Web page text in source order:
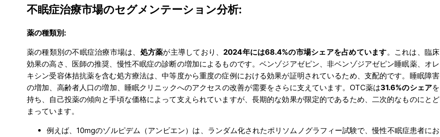
不眠症治療市場のセグメンテーション分析:
薬の種類別:
薬の種類別の不眠症治療市場は、 処方薬が主導しており、2024年には68.4%の市場シェアを占めています。これは、臨床
効果の高さ、医師の推奨、慢性不眠症の診断の増加によるものです。ベンゾジアゼピン、非ベンゾジアゼピン睡眠薬、オレ
キシン受容体拮抗薬を含む処方療法は、中等度から重度の症例における効果が証明されているため、支配的です。睡眠障害
の増加、高齢者人口の増加、睡眠クリニックへのアクセスの改善が需要をさらに支えています。OTC薬は31.6%のシェアを
持ち、自己投薬の傾向と手頃な価格によって支えられていますが、長期的な効果が限定的であるため、二次的なものにとど
まっています。
例えば、10mgのゾルピデム（アンビエン）は、ランダム化されたポリソムノグラフィー試験で、慢性不眠症患者にお